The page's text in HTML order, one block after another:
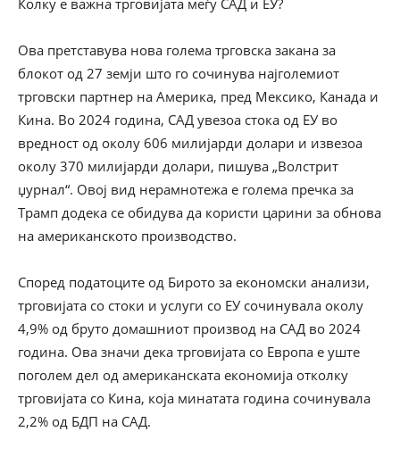
Колку е важна трговијата меѓу САД и ЕУ?
Ова претставува нова голема трговска закана за
блокот од 27 земји што го сочинува најголемиот
трговски партнер на Америка, пред Мексико, Канада и
Кина. Во 2024 година, САД увезоа стока од ЕУ во
вредност од околу 606 милијарди долари и извезоа
околу 370 милијарди долари, пишува „Волстрит
џурнал“. Овој вид нерамнотежа е голема пречка за
Трамп додека се обидува да користи царини за обнова
на американското производство.
Според податоците од Бирото за економски анализи,
трговијата со стоки и услуги со ЕУ сочинувала околу
4,9% од бруто домашниот производ на САД во 2024
година. Ова значи дека трговијата со Европа е уште
поголем дел од американската економија отколку
трговијата со Кина, која минатата година сочинувала
2,2% од БДП на САД.